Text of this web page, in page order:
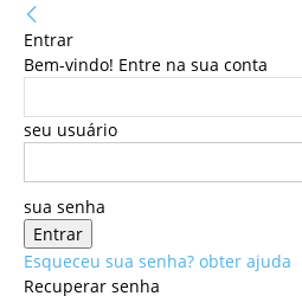
Entrar
Bem-vindo! Entre na sua conta
seu usuário
sua senha
Esqueceu sua senha? obter ajuda
Recuperar senha